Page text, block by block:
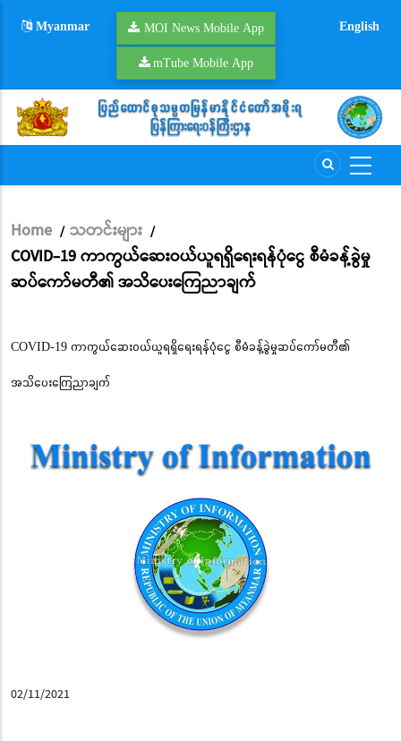
Myanmar MOI News Mobile App
mTube Mobile App
English
Breadcrumb
Home / သတင်းများ /
COVID-19 ကာကွယ်ဆေးဝယ်ယူရရှိရေးရန်ပုံငွေ စီမံခန့်ခွဲမှု
ဆပ်ကော်မတီ၏ အသိပေးကြေညာချက်
COVID-19 ကာကွယ်ဆေးဝယ်ယူရရှိရေးရန်ပုံငွေ စီမံခန့်ခွဲမှုဆပ်ကော်မတီ၏
အသိပေးကြေညာချက်
02/11/2021